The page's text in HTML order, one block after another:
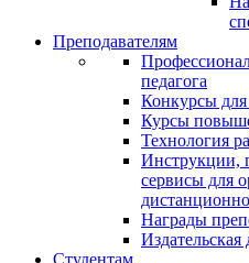
Преподавателям
педагога
Конкурсы для
Курсы
Технология
Инструкции,
сервисы для
Награды
Издательская
Студентам